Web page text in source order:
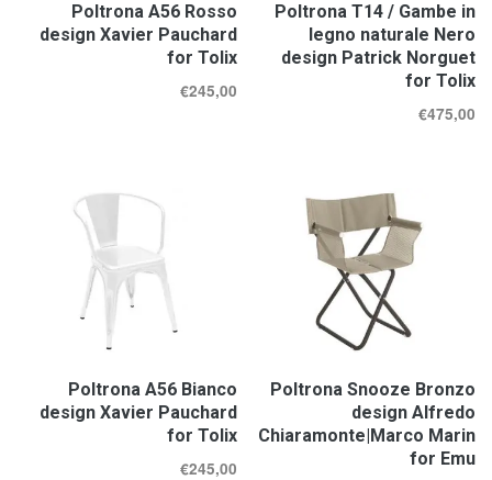
Poltrona T14 / Gambe in
legno naturale Nero
design Patrick Norguet
for Tolix
€475,00
Poltrona A56 Rosso
design Xavier Pauchard
for Tolix
€245,00
Poltrona Snooze Bronzo
design Alfredo
Chiaramonte|Marco Marin
for Emu
Poltrona A56 Bianco
design Xavier Pauchard
for Tolix
€245,00